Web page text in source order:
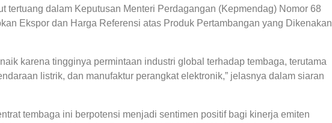
tertuang dalam Keputusan Menteri Perdagangan (Kepmendag) Nomor 68
Ekspor dan Harga Referensi atas Produk Pertambangan yang Dikenakan
karena tingginya permintaan industri global terhadap tembaga, terutama
listrik, dan manufaktur perangkat elektronik,” jelasnya dalam siaran
tembaga ini berpotensi menjadi sentimen positif bagi kinerja emiten